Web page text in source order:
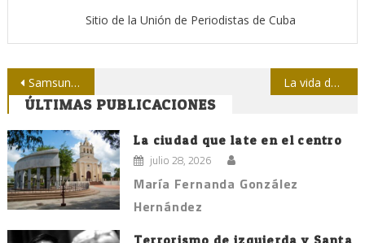
Sitio de la Unión de Periodistas de Cuba
Navegación
de
entradas
Samsung Galaxy contra García Márquez La vida de Marta Rojas, motivo para una tesis
ÚLTIMAS PUBLICACIONES
La ciudad que late en el centro
julio 28, 2026
María Fernanda González
Hernández
Terrorismo de izquierda y Santa